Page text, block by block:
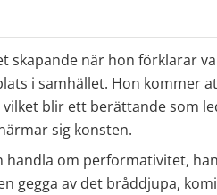
skapande när hon förklarar
i samhället. Hon kommer
blir ett berättande som
sig konsten.
handla om performativitet,
gegga av det bråddjupa,